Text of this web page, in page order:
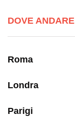
DOVE ANDARE
Roma
Londra
Parigi